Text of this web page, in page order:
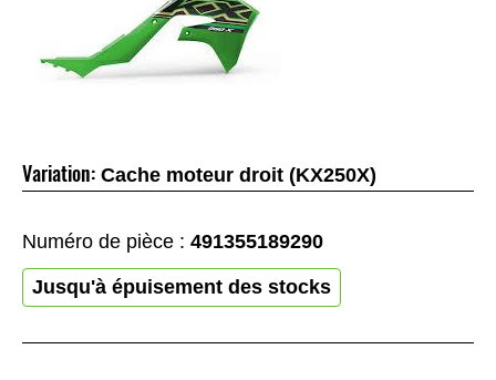
Variation: Cache moteur droit (KX250X)
Numéro de pièce : 491355189290
Jusqu'à épuisement des stocks